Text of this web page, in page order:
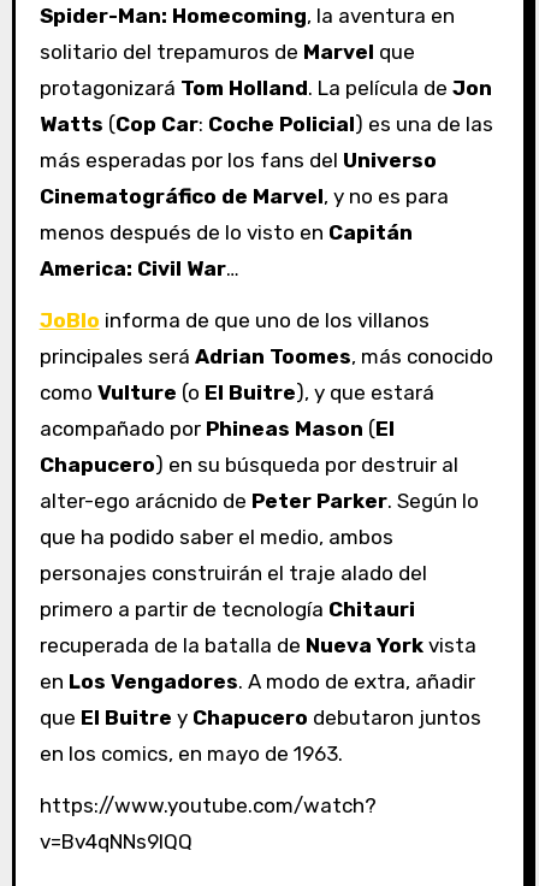
Spider-Man: Homecoming, la aventura en
solitario del trepamuros de Marvel que
protagonizará Tom Holland. La película de Jon
Watts (Cop Car: Coche Policial) es una de las
más esperadas por los fans del Universo
Cinematográfico de Marvel, y no es para
menos después de lo visto en Capitán
America: Civil War…
JoBlo informa de que uno de los villanos
principales será Adrian Toomes, más conocido
como Vulture (o El Buitre), y que estará
acompañado por Phineas Mason (El
Chapucero) en su búsqueda por destruir al
alter-ego arácnido de Peter Parker. Según lo
que ha podido saber el medio, ambos
personajes construirán el traje alado del
primero a partir de tecnología Chitauri
recuperada de la batalla de Nueva Yorkvista
en Los Vengadores. A modo de extra, añadir
que El Buitre y Chapucero debutaron juntos
en los comics, en mayo de 1963.
https://www.youtube.com/watch?
v=Bv4qNNs9lQQ